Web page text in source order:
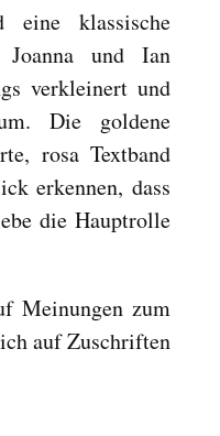
klassische
und Ian
verkleinert und
Die goldene
rosa Textband
erkennen, dass
die Hauptrolle
Meinungen zum
auf Zuschriften